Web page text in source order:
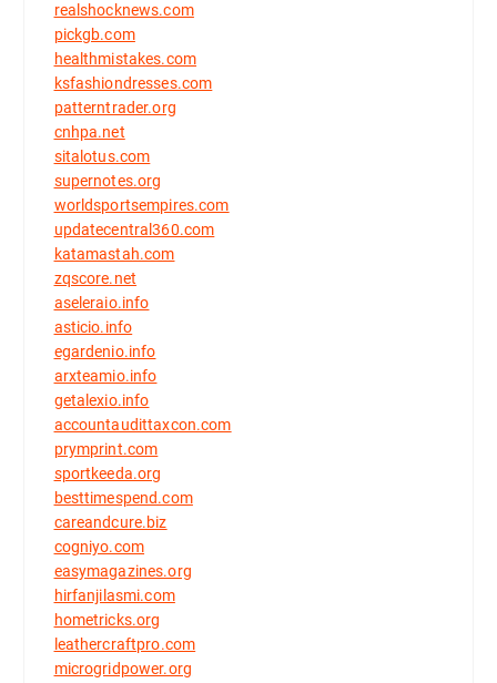
realshocknews.com
pickgb.com
healthmistakes.com
ksfashiondresses.com
patterntrader.org
cnhpa.net
sitalotus.com
supernotes.org
worldsportsempires.com
updatecentral360.com
katamastah.com
zqscore.net
aseleraio.info
asticio.info
egardenio.info
arxteamio.info
getalexio.info
accountaudittaxcon.com
prymprint.com
sportkeeda.org
besttimespend.com
careandcure.biz
cogniyo.com
easymagazines.org
hirfanjilasmi.com
hometricks.org
leathercraftpro.com
microgridpower.org